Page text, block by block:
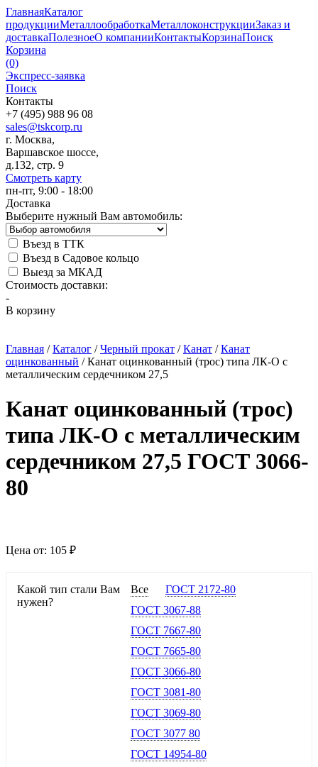
ГлавнаяКаталог
продукцииМеталлообработкаМеталлоконструкцииЗаказ и
доставкаПолезноеО компанииКонтактыКорзинаПоиск
Корзина
(0)
Экспресс-заявка
Поиск
Контакты
+7 (495) 988 96 08
sales@tskcorp.ru
г. Москва,
Варшавское шоссе,
д.132, стр. 9
Смотреть карту
пн-пт, 9:00 - 18:00
Доставка
Выберите нужный Вам автомобиль:
Въезд в ТТК
Въезд в Садовое кольцо
Выезд за МКАД
Стоимость доставки:
-
В корзину
Главная /Каталог /Черный прокат /Канат /Канат
оцинкованный /Канат оцинкованный (трос) типа ЛК-О с
металлическим сердечником 27,5
Канат оцинкованный (трос)
типа ЛК-О с металлическим
сердечником 27,5 ГОСТ 3066-
80
Цена от: 105 ₽
Какой тип стали Вам
нужен?
Все
ГОСТ 2172-80
ГОСТ 3067-88
ГОСТ 7667-80
ГОСТ 7665-80
ГОСТ 3066-80
ГОСТ 3081-80
ГОСТ 3069-80
ГОСТ 3077 80
ГОСТ 14954-80